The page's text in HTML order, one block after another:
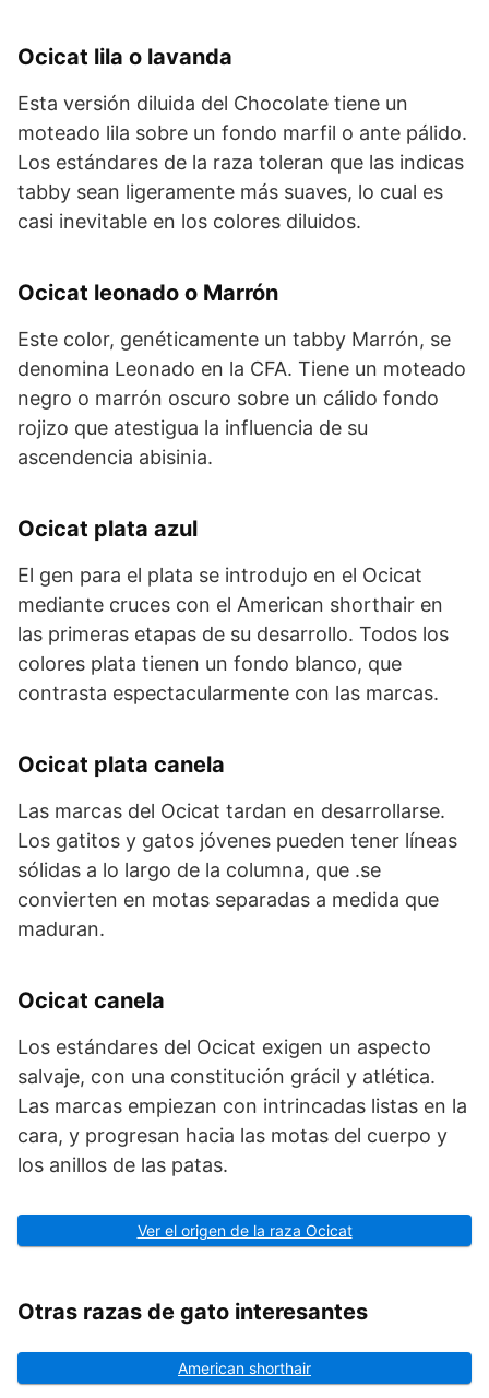
Ocicat lila o lavanda
Esta versión diluida del Chocolate tiene un
moteado lila sobre un fondo marfil o ante pálido.
Los estándares de la raza toleran que las indicas
tabby sean ligeramente más suaves, lo cual es
casi inevitable en los colores diluidos.
Ocicat leonado o Marrón
Este color, genéticamente un tabby Marrón, se
denomina Leonado en la CFA. Tiene un moteado
negro o marrón oscuro sobre un cálido fondo
rojizo que atestigua la influencia de su
ascendencia abisinia.
Ocicat plata azul
El gen para el plata se introdujo en el Ocicat
mediante cruces con el American shorthair en
las primeras etapas de su desarrollo. Todos los
colores plata tienen un fondo blanco, que
contrasta espectacularmente con las marcas.
Ocicat plata canela
Las marcas del Ocicat tardan en desarrollarse.
Los gatitos y gatos jóvenes pueden tener líneas
sólidas a lo largo de la columna, que .se
convierten en motas separadas a medida que
maduran.
Ocicat canela
Los estándares del Ocicat exigen un aspecto
salvaje, con una constitución grácil y atlética.
Las marcas empiezan con intrincadas listas en la
cara, y progresan hacia las motas del cuerpo y
los anillos de las patas.
Ver el origen de la raza Ocicat
Otras razas de gato interesantes
American shorthair